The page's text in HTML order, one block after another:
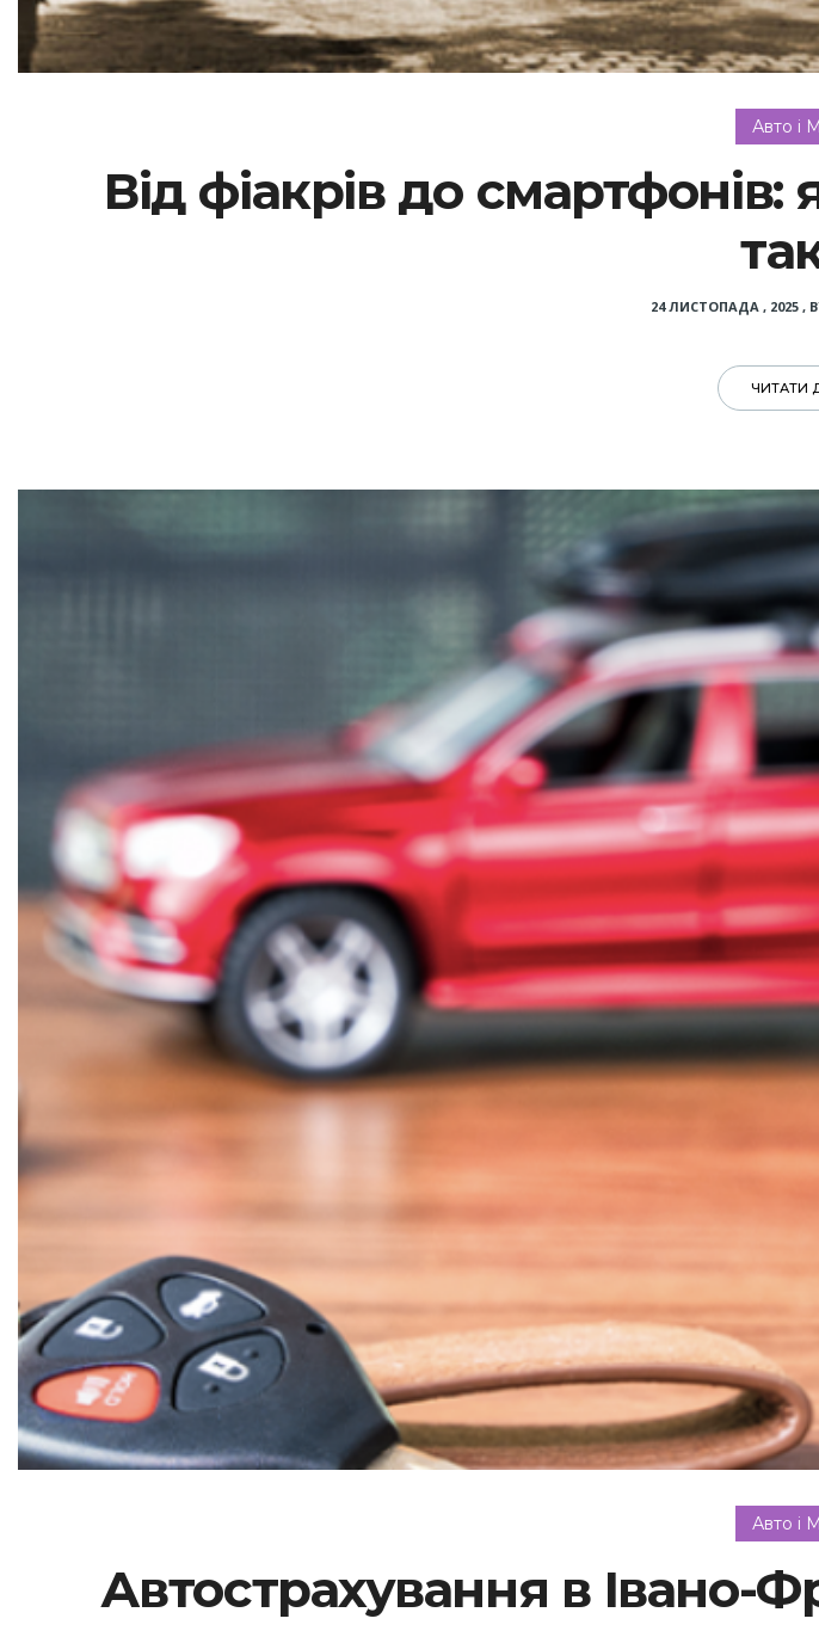
Авто і
Від фіакрів до смартфонів:
24 ЛИСТОПАДА , 2025,
ЧИТАТИ
Авто і
Автострахування в Івано-